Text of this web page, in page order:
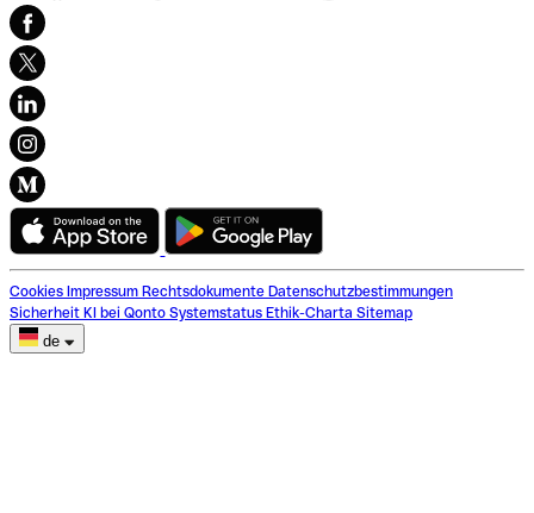
Cookies Impressum Rechtsdokumente Datenschutzbestimmungen
Sicherheit KI bei Qonto Systemstatus Ethik-Charta Sitemap
de